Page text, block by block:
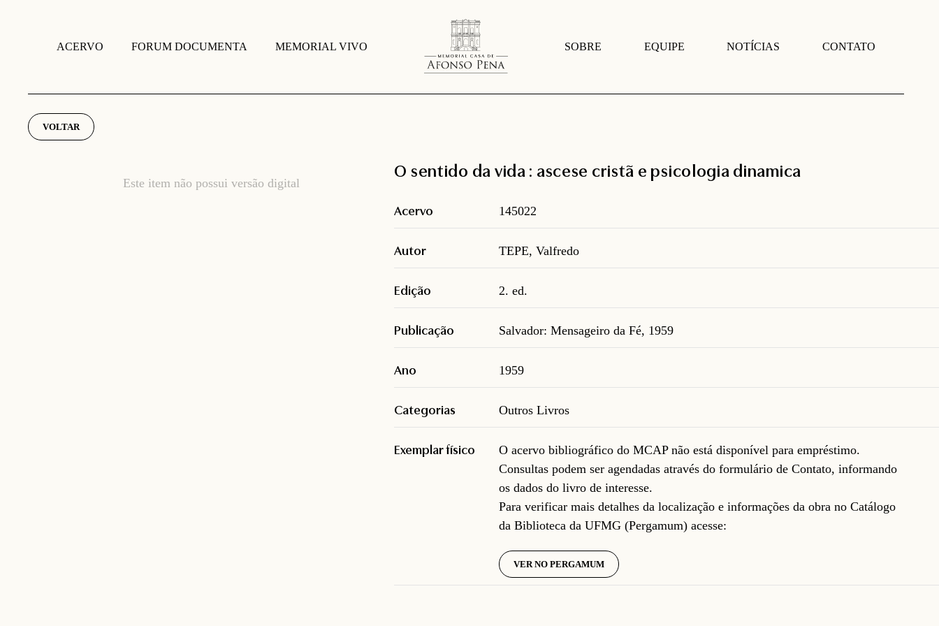
ACERVO FORUM DOCUMENTA MEMORIAL VIVO SOBRE EQUIPE NOTÍCIAS CONTATO
VOLTAR
Este item não possui versão digital
O sentido da vida : ascese cristã e psicologia dinamica
Acervo 145022
Autor TEPE, Valfredo
Edição 2. ed.
Publicação Salvador: Mensageiro da Fé, 1959
Ano 1959
Categorias Outros Livros
Exemplar físico
O acervo bibliográfico do MCAP não está disponível para empréstimo.
Consultas podem ser agendadas através do formulário deContato, informando
os dados do livro de interesse.
Para verificar mais detalhes da localização e informações da obra no Catálogo
da Biblioteca da UFMG (Pergamum) acesse:
VER NO PERGAMUM